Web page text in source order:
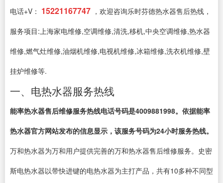
电话+V： 15221167747 ，欢迎咨询乐时芬德热水器售后热线，
服务项目:上海家电维修,空调维修,清洗,移机,中央空调维修,热水器
维修,燃气灶维修,油烟机维修,电视机维修,冰箱维修,洗衣机维修,壁
挂炉维修等.
一、电热水器服务热线
能率热水器售后维修服务热线电话号码是4009881998。依据能率
热水器官方网站发布的信息显示，该服务号码为24小时服务热线。
万和热水器为万和用户提供完善的万和热水器售后维修服务。史密
斯电热水器以带快进键的电热水器为主打产品，共有10多种不同型